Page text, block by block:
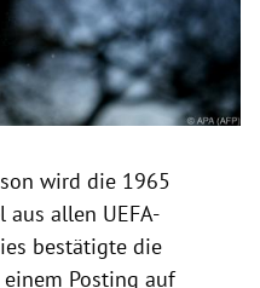
wird die 1965
allen UEFA-
bestätigte die
Posting auf